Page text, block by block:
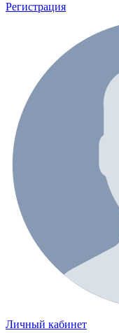
Регистрация
Личный кабинет